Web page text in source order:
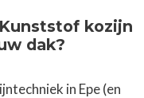
kozijn
dak?
in Epe (en